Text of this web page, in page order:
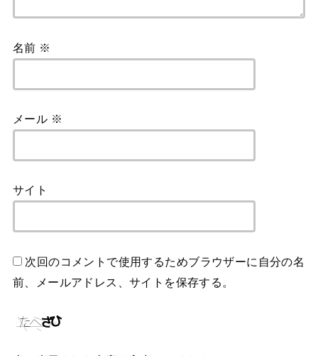
名前 ※
メール ※
サイト
次回のコメントで使用するためブラウザーに自分の名
前、メールアドレス、サイトを保存する。